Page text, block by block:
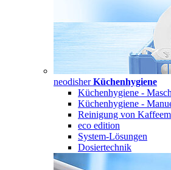
neodisherKüchenhygiene
Küchenhygiene -
Küchenhygiene -
Reinigung von
eco edition
System-Lösungen
Dosiertechnik